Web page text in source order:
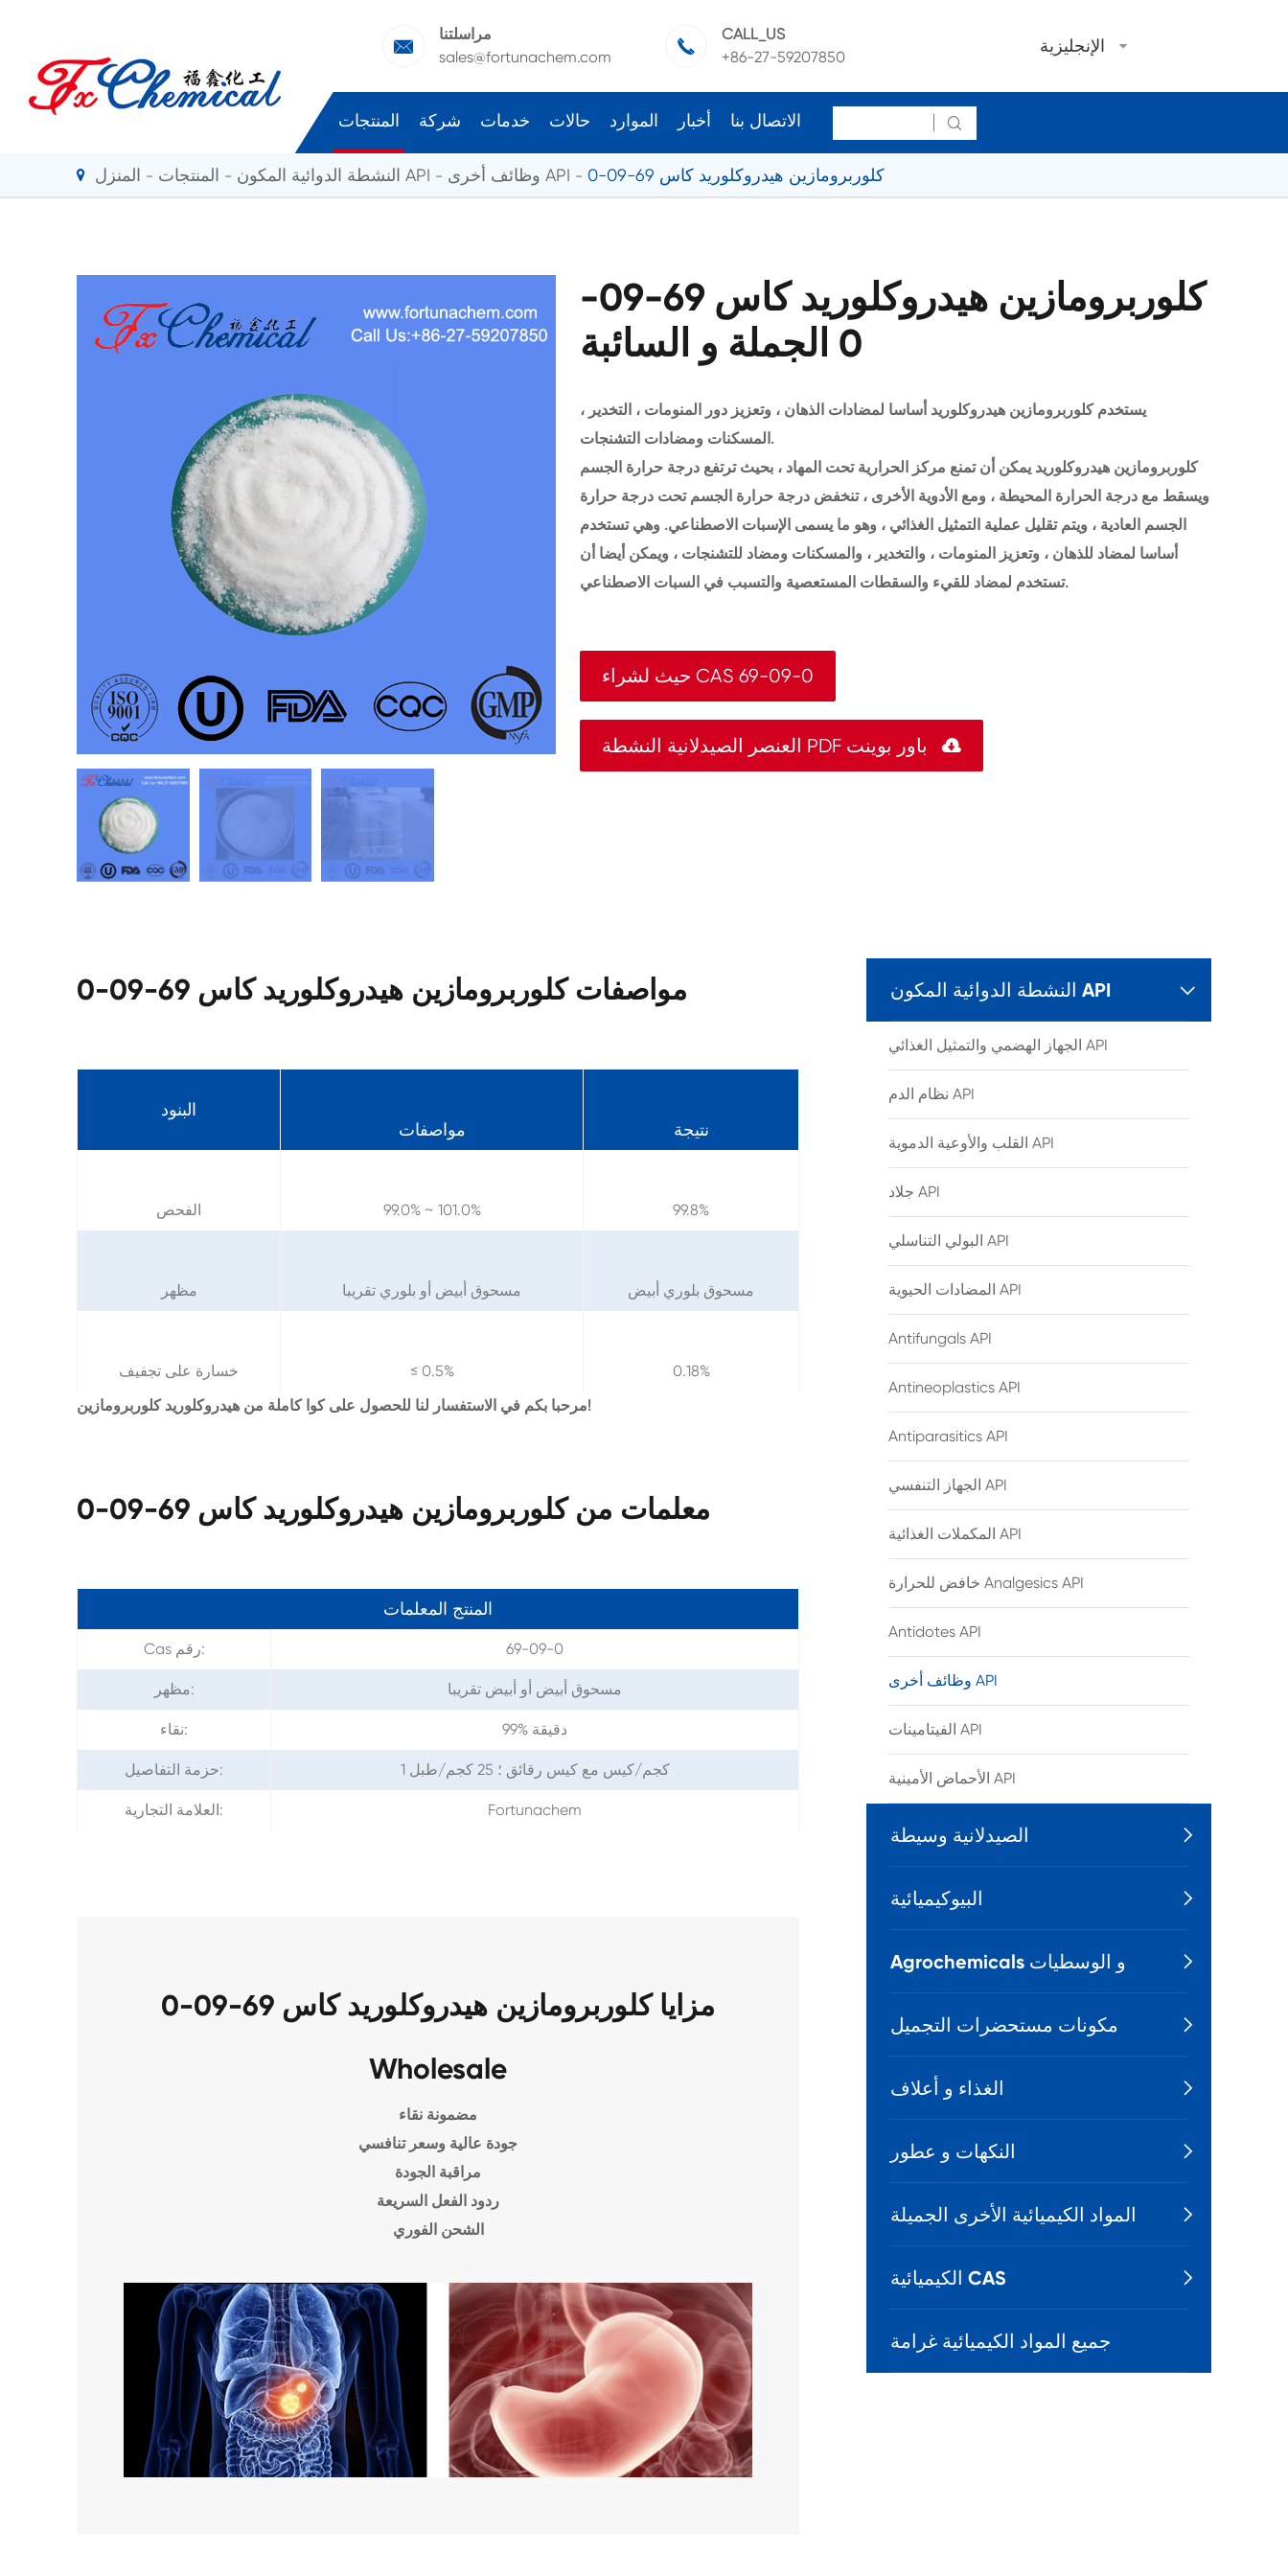

مراسلتنا
sales@fortunachem.com

CALL_US
+86-27-59207850
الإنجليزية
المنتجات شركة خدمات حالات الموارد أخبار الاتصال بنا 
المنزل المنتجات النشطة الدوائية المكون API وظائف أخرى API كلوربرومازين هيدروكلوريد كاس 69-09-0
كلوربرومازين هيدروكلوريد كاس 69-09-
0 الجملة و السائبة
يستخدم كلوربرومازين هيدروكلوريد أساسا لمضادات الذهان ، وتعزيز دور المنومات ، التخدير ،
المسكنات ومضادات التشنجات.
كلوربرومازين هيدروكلوريد يمكن أن تمنع مركز الحرارية تحت المهاد ، بحيث ترتفع درجة حرارة الجسم
ويسقط مع درجة الحرارة المحيطة ، ومع الأدوية الأخرى ، تنخفض درجة حرارة الجسم تحت درجة حرارة
الجسم العادية ، ويتم تقليل عملية التمثيل الغذائي ، وهو ما يسمى الإسبات الاصطناعي. وهي تستخدم
أساسا لمضاد للذهان ، وتعزيز المنومات ، والتخدير ، والمسكنات ومضاد للتشنجات ، ويمكن أيضا أن
تستخدم لمضاد للقيء والسقطات المستعصية والتسبب في السبات الاصطناعي.
حيث لشراء CAS 69-09-0
العنصر الصيدلانية النشطة PDF باور بوينت 
مواصفات كلوربرومازين هيدروكلوريد كاس 69-09-0
البنود
مواصفات
نتيجة
الفحص 99.0% ~ 101.0% 99.8%
مظهر مسحوق أبيض أو بلوري تقريبا مسحوق بلوري أبيض
خسارة على تجفيف ≤ 0.5%
0.18%
مرحبا بكم في الاستفسار لنا للحصول على كوا كاملة من هيدروكلوريد كلوربرومازين!
معلمات من كلوربرومازين هيدروكلوريد كاس 69-09-0
المنتج المعلمات
Cas رقم: 69-09-0
مظهر: مسحوق أبيض أو أبيض تقريبا
نقاء: 99% دقيقة
حزمة التفاصيل: 1 كجم/كيس مع كيس رقائق ؛ 25 كجم/طبل
العلامة التجارية: Fortunachem
مزايا كلوربرومازين هيدروكلوريد كاس 69-09-0
Wholesale
مضمونة نقاء
جودة عالية وسعر تنافسي
مراقبة الجودة
ردود الفعل السريعة
الشحن الفوري
النشطة الدوائية المكون API 
الجهاز الهضمي والتمثيل الغذائي API
نظام الدم API
القلب والأوعية الدموية API
جلاد API
البولي التناسلي API
المضادات الحيوية API
Antifungals API
Antineoplastics API
Antiparasitics API
الجهاز التنفسي API
المكملات الغذائية API
خافض للحرارة Analgesics API
Antidotes API
وظائف أخرى API
الفيتامينات API
الأحماض الأمينية API
الصيدلانية وسيطة 
البيوكيميائية 
Agrochemicals و الوسطيات 
مكونات مستحضرات التجميل 
الغذاء و أعلاف 
النكهات و عطور 
المواد الكيميائية الأخرى الجميلة 
الكيميائية CAS 
جميع المواد الكيميائية غرامة